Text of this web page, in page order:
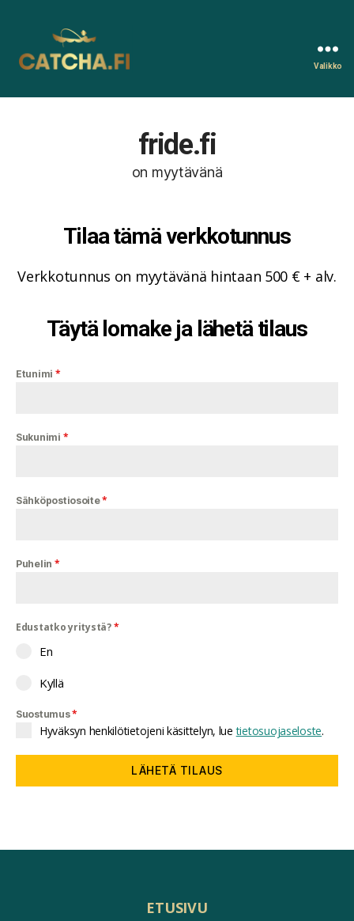
Valikko
fride.fi
on myytävänä
Tilaa tämä verkkotunnus
Verkkotunnus on myytävänä hintaan 500 € + alv.
Täytä lomake ja lähetä tilaus
Etunimi *
Sukunimi *
Sähköpostiosoite*
Puhelin *
Edustatko yritystä?*
En
Kyllä
Suostumus*
Hyväksyn henkilötietojeni käsittelyn, luetietosuojaseloste.
LÄHETÄ TILAUS
ETUSIVU